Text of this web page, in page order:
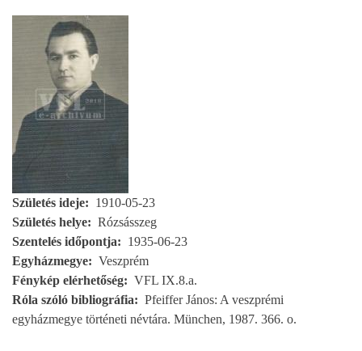
Születés ideje
1910-05-23
Születés helye
Rózsásszeg
Szentelés időpontja
1935-06-23
Egyházmegye
Veszprém
Fénykép elérhetőség
VFL IX.8.a.
Róla szóló bibliográfia
Pfeiffer János: A veszprémi
egyházmegye történeti névtára. München, 1987. 366. o.